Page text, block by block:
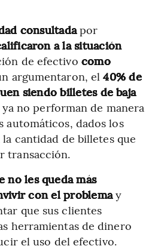
consultadapor
a la situación
de efectivo como
argumentaron, el 40% de
siendo billetes de baja
no performan de manera
automáticos, dados los
cantidad de billetes que
transacción.
no les queda más
con el problemay
que sus clientes
herramientas de dinero
el uso del efectivo.